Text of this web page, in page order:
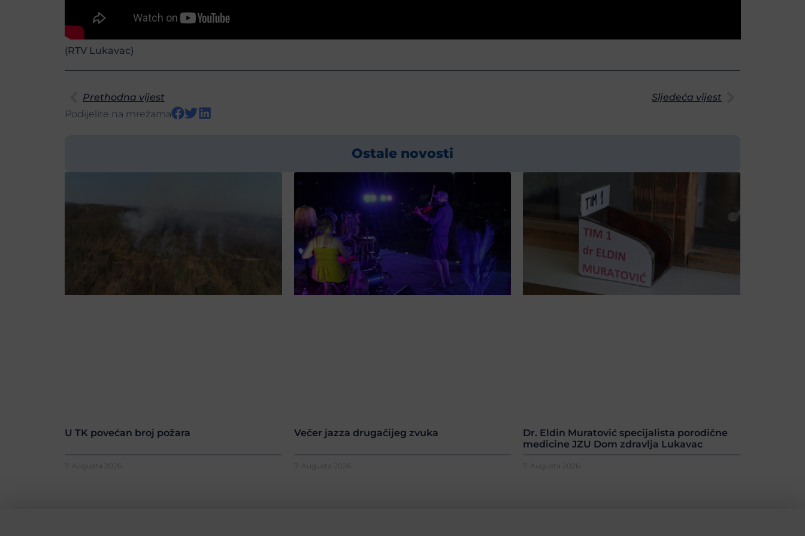
(RTV Lukavac)
Prethodna vijest
Sljedeća vijest
Podijelite na mrežama
Ostale novosti
U TK povećan broj požara
7. Augusta 2026.
Večer jazza drugačijeg zvuka
7. Augusta 2026.
Dr. Eldin Muratović specijalista porodične
medicine JZU Dom zdravlja Lukavac
7. Augusta 2026.